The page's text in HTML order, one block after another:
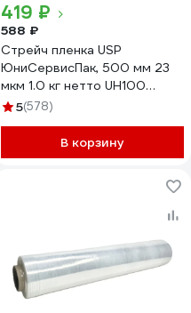
419 ₽
588 ₽
Стрейч пленка USP
ЮниСервисПак, 500 мм 23
мкм 1.0 кг нетто UH100
50231000
5(578)
В корзину